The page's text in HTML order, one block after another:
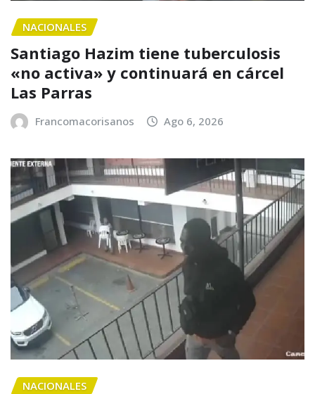
NACIONALES
Santiago Hazim tiene tuberculosis
«no activa» y continuará en cárcel
Las Parras
Francomacorisanos Ago 6, 2026
NACIONALES